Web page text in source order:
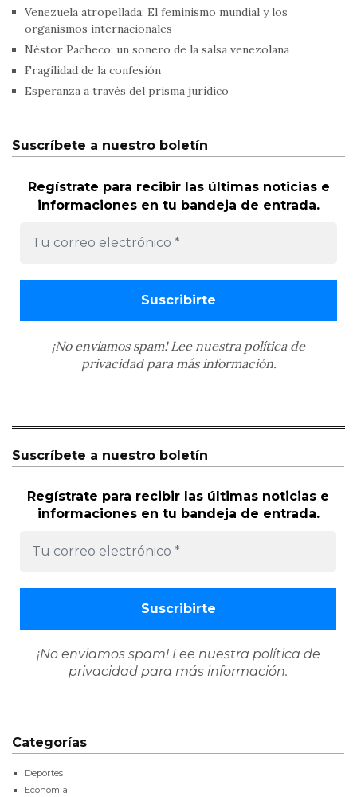
Venezuela atropellada: El feminismo mundial y los
organismos internacionales
Néstor Pacheco: un sonero de la salsa venezolana
Fragilidad de la confesión
Esperanza a través del prisma jurídico
Suscríbete a nuestro boletín
Regístrate para recibir las últimas noticias e
informaciones en tu bandeja de entrada.
¡No enviamos spam! Lee nuestra política de
privacidadpara más información.
Suscríbete a nuestro boletín
Regístrate para recibir las últimas noticias e
informaciones en tu bandeja de entrada.
¡No enviamos spam! Lee nuestra política de
privacidad para más información.
Categorías
Deportes
Economía